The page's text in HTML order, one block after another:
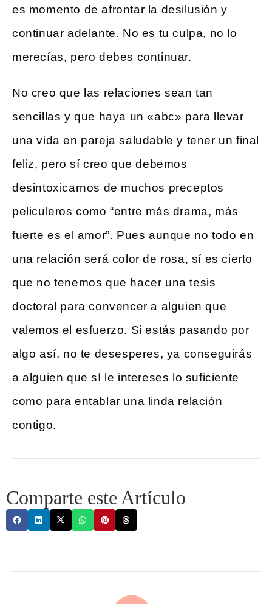
es momento de afrontar la desilusión y
continuar adelante. No es tu culpa, no lo
merecías, pero debes continuar.
No creo que las relaciones sean tan
sencillas y que haya un «abc» para llevar
una vida en pareja saludable y tener un final
feliz, pero sí creo que debemos
desintoxicarnos de muchos preceptos
peliculeros como “entre más drama, más
fuerte es el amor”. Pues aunque no todo en
una relación será color de rosa, sí es cierto
que no tenemos que hacer una tesis
doctoral para convencer a alguien que
valemos el esfuerzo. Si estás pasando por
algo así, no te desesperes, ya conseguirás
a alguien que sí le intereses lo suficiente
como para entablar una linda relación
contigo.
Comparte este Artículo